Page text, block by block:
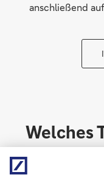
anschließend
Welches